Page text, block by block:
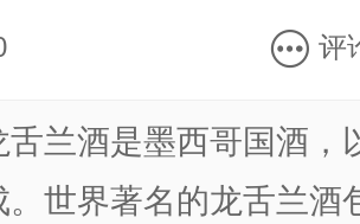
评
舌兰酒是墨西哥国酒，
。世界著名的龙舌兰酒